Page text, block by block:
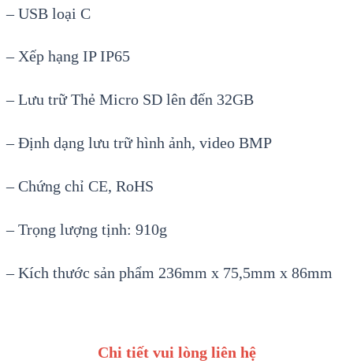
–USB loại C
– Xếp hạng IP IP65
–Lưu trữ Thẻ Micro SD lên đến 32GB
–Định dạng lưu trữ hình ảnh, video BMP
–Chứng chỉ CE, RoHS
–Trọng lượng tịnh: 910g
–Kích thước sản phẩm 236mm x 75,5mm x 86mm
Chi tiết vui lòng liên hệ